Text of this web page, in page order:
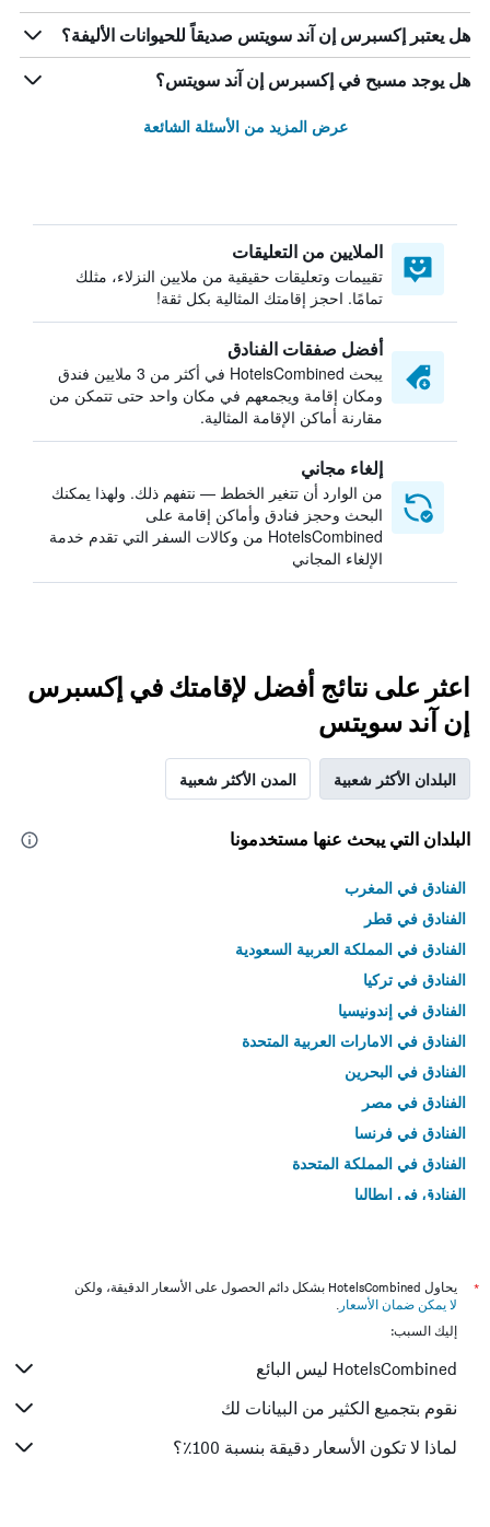
هل يعتبر إكسبرس إن آند سويتس صديقاً للحيوانات الأليفة؟
هل يوجد مسبح في إكسبرس إن آند سويتس؟
عرض المزيد من الأسئلة الشائعة
الملايين من التعليقات
تقييمات وتعليقات حقيقية من ملايين النزلاء، مثلك
تمامًا. احجز إقامتك المثالية بكل ثقة!
أفضل صفقات الفنادق
يبحث HotelsCombined في أكثر من 3 ملايين فندق
ومكان إقامة ويجمعهم في مكان واحد حتى تتمكن من
مقارنة أماكن الإقامة المثالية.
إلغاء مجاني
من الوارد أن تتغير الخطط — نتفهم ذلك. ولهذا يمكنك
البحث وحجز فنادق وأماكن إقامة على
HotelsCombined من وكالات السفر التي تقدم خدمة
الإلغاء المجاني
اعثر على نتائج أفضل لإقامتك في إكسبرس
إن آند سويتس
البلدان الأكثر شعبية المدن الأكثر شعبية
البلدان التي يبحث عنها مستخدمونا
الفنادق في المغرب
الفنادق في قطر
الفنادق في المملكة العربية السعودية
الفنادق في تركيا
الفنادق في إندونيسيا
الفنادق في الامارات العربية المتحدة
الفنادق في البحرين
الفنادق في مصر
الفنادق في فرنسا
الفنادق في المملكة المتحدة
الفنادق في إيطاليا
*
يحاول HotelsCombined بشكل دائم الحصول على الأسعار الدقيقة، ولكن
لا يمكن ضمان الأسعار .
إليك السبب:
HotelsCombined ليس البائع
نقوم بتجميع الكثير من البيانات لك
لماذا لا تكون الأسعار دقيقة بنسبة 100٪؟